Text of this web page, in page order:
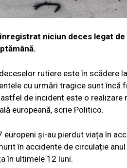
niciun deces legat
rutiere este în scădere
cu urmări tragice sunt încă
de incident este o
europeană, scrie Politico.
europeni și-au pierdut viața în
în accidente de circulație
în ultimele 12 luni.